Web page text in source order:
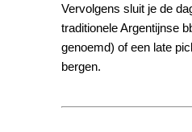
Vervolgens sluit je de
traditionele Argentijnse
genoemd) of een late
bergen.